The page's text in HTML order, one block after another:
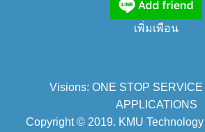
เพิ่มเพือน
Visions: ONE STOP
APPLICATIONS
Copyright © 2019. KMU